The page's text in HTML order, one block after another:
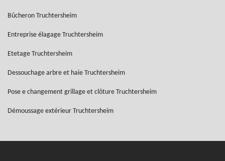
Bûcheron Truchtersheim
Entreprise élagage Truchtersheim
Etetage Truchtersheim
Dessouchage arbre et haie Truchtersheim
Pose e changement grillage et clôture Truchtersheim
Démoussage extérieur Truchtersheim